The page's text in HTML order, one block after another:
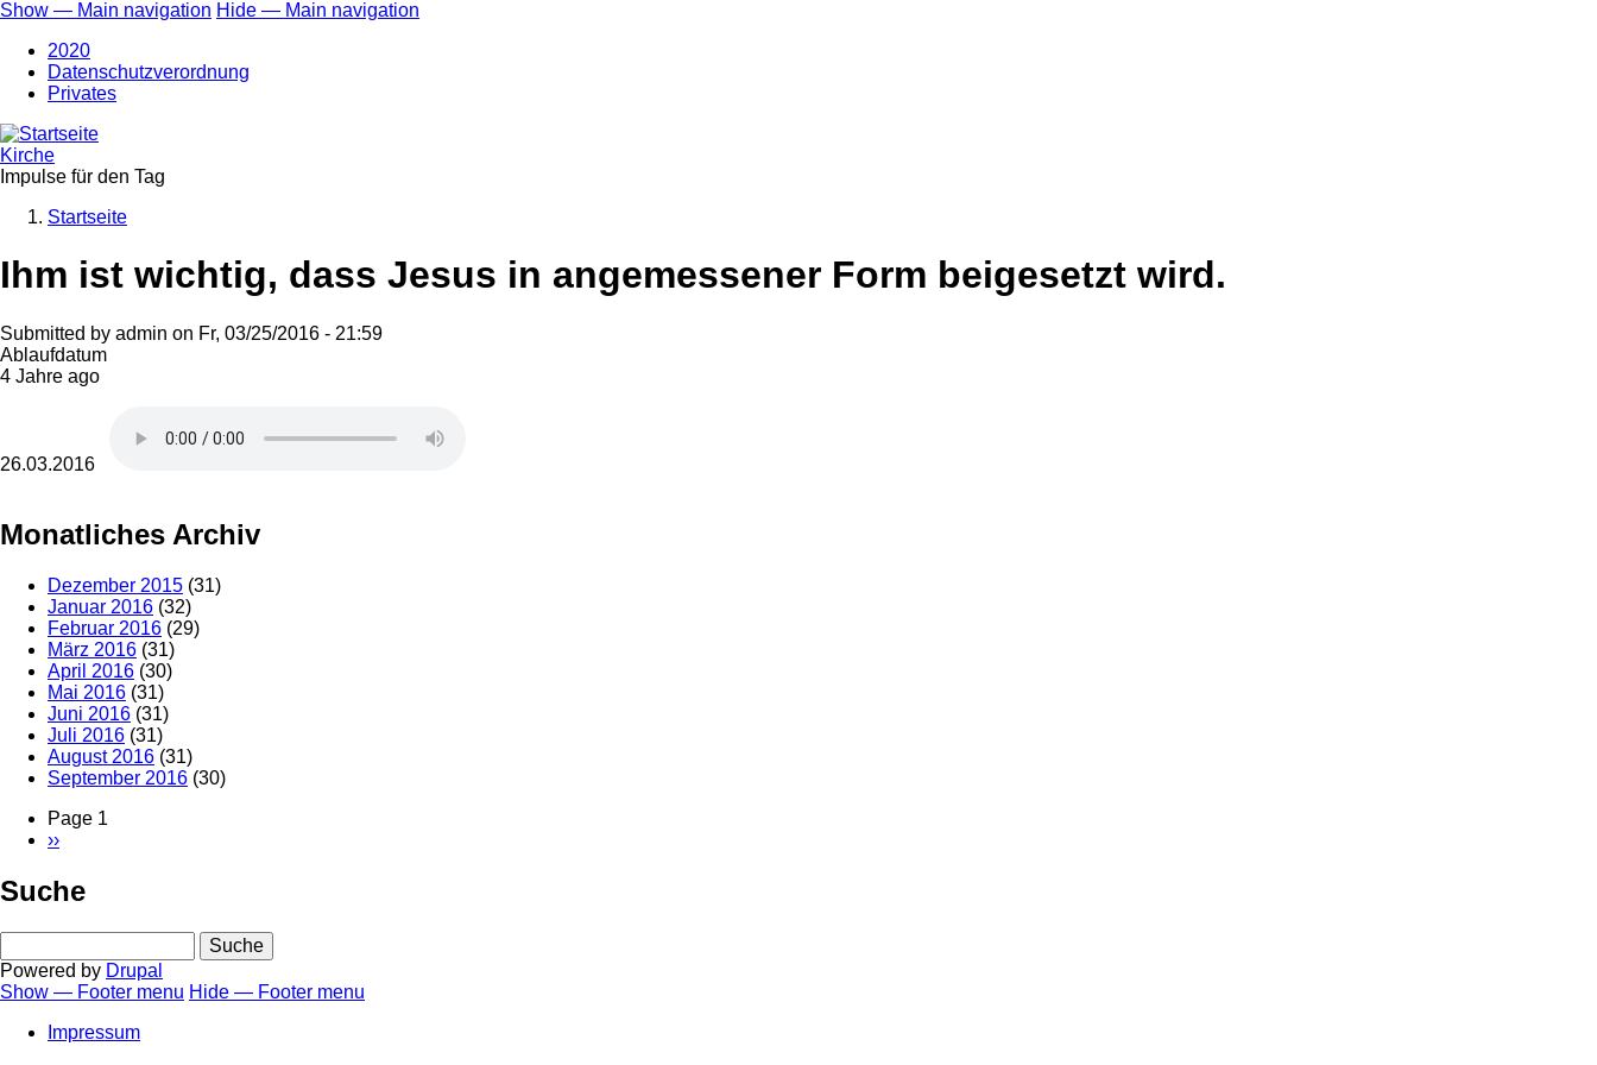
Direkt
Inhalt
Main
navigation
Show — Main navigation Hide — Main navigation
2020
Datenschutzverordnung
Privates
Kirche
Impulse für den Tag
Startseite
Ihm ist wichtig, dass Jesus in angemessener Form beigesetzt wird.
Submitted by admin on Fr, 03/25/2016 - 21:59
Ablaufdatum
4 Jahre ago
26.03.2016
Monatliches Archiv
Dezember 2015 (31)
Januar 2016 (32)
Februar 2016 (29)
März 2016 (31)
April 2016 (30)
Mai 2016 (31)
Juni 2016 (31)
Juli 2016 (31)
August 2016 (31)
September 2016 (30)
Seitennummerierung
Page 1
Nächste
››
Suche
Powered by Drupal
Footer
Show — Footer menu Hide — Footer menu
Impressum